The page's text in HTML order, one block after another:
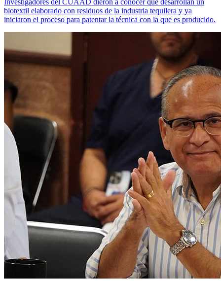
biotextil elaborado con residuos de la industria tequilera y ya
iniciaron el proceso para patentar la técnica con la que es producido.